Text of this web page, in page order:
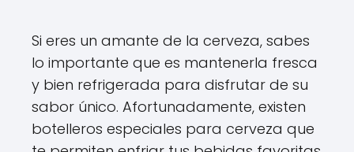
Si eres un amante de la cerveza, sabes
lo importante que es mantenerla fresca
y bien refrigerada para disfrutar de su
sabor único. Afortunadamente, existen
botelleros especiales para cerveza que